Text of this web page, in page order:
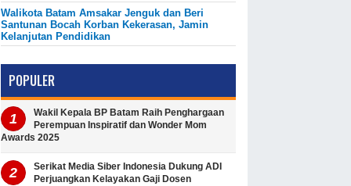
Walikota Batam Amsakar Jenguk dan Beri
Santunan Bocah Korban Kekerasan, Jamin
Kelanjutan Pendidikan
POPULER
Wakil Kepala BP Batam Raih Penghargaan
Perempuan Inspiratif dan Wonder Mom
Awards 2025
Serikat Media Siber Indonesia Dukung ADI
Perjuangkan Kelayakan Gaji Dosen